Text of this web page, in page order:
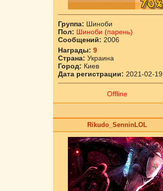
Группа: Шиноби
Пол: Шиноби (парень)
Сообщений: 2006
Награды: 9
Страна: Украина
Город: Киев
Дата регистрации: 2021-02-19
Offline
Rikudo_SenninLOL